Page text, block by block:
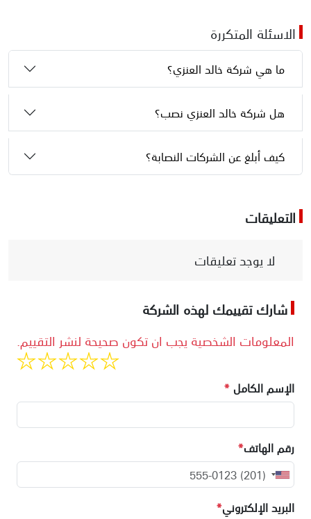
الاسئلة المتكررة
ما هي شركة خالد العنزي؟
هل شركة خالد العنزي نصب؟
كيف أبلغ عن الشركات النصابة؟
التعليقات
لا يوجد تعليقات
شارك تقييمك لهذه الشركة
المعلومات الشخصية يجب ان تكون صحيحة لنشر التقييم.
الإسم الكامل *
رقم الهاتف*
البريد الإلكتروني*